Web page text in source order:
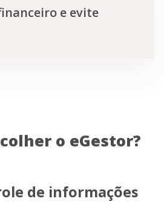
e evite
o eGestor?
de informações